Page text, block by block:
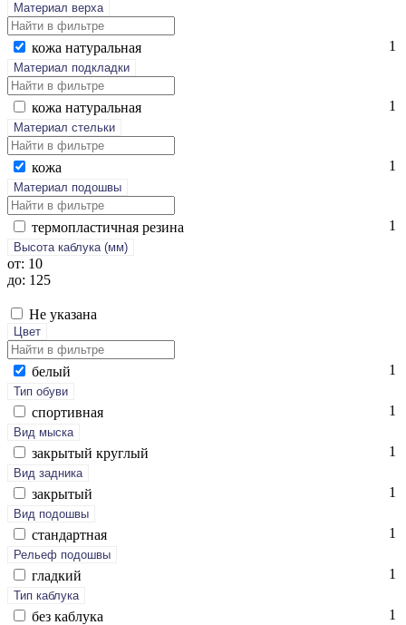
Материал верха
ко­жа на­тураль­ная 1
Материал подкладки
ко­жа на­тураль­ная 1
Материал стельки
ко­жа 1
Материал подошвы
тер­моплас­тичная ре­зина 1
Высота каблука (мм)
от: 10
до: 125
Не указана
Цвет
бе­лый 1
Тип обуви
спор­тивная 1
Вид мыска
зак­ры­тый круг­лый 1
Вид задника
зак­ры­тый 1
Вид подошвы
стан­дарт­ная 1
Рельеф подошвы
глад­кий 1
Тип каблука
без каб­лу­ка 1